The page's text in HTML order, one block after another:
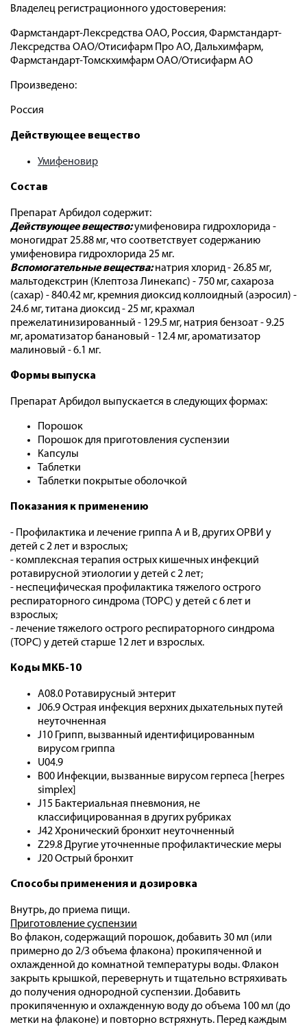
Владелец регистрационного удостоверения:
Фармстандарт-Лексредства ОАО, Россия, Фармстандарт-
Лексредства ОАО/Отисифарм Про АО, Дальхимфарм,
Фармстандарт-Томскхимфарм ОАО/Отисифарм АО
Произведено:
Россия
Действующее вещество
Умифеновир
Состав
Препарат Арбидол содержит:
Действующее вещество:умифеновира ­гидрохлорида ­
моногидрат 25.88 мг, что соответствует содержанию
умифеновира ­гидрохлорида 25 мг.
Вспомогательные вещества:натрия хлорид - 26.85 мг,
мальтодекстрин (Клептоза Линекапс) - 750 мг, сахароза
(сахар) - 840.42 мг, кремния диоксид коллоидный (аэросил) -
24.6 мг, титана диоксид - 25 мг, крахмал
прежелатинизированный - 129.5 мг, натрия бензоат - 9.25
мг, ароматизатор банановый - 12.4 мг, ароматизатор
малиновый - 6.1 мг.
Формы выпуска
Препарат Арбидол выпускается в следующих формах:
Порошок
Порошок для приготовления суспензии
Капсулы
Таблетки
Таблетки покрытые оболочкой
Показания к применению
- Профилактика и лечение гриппа А и В, других ОРВИ у
детей с 2 лет и взрослых;
- комплексная терапия острых кишечных инфекций
ротавирусной этиологии у детей с 2 лет;
- неспецифическая профилактика тяжелого острого
респираторного синдрома (ТОРС) у детей с 6 лет и
взрослых;
- лечение тяжелого острого респираторного синдрома
(ТОРС) у детей старше 12 лет и взрослых.
Коды МКБ-10
A08.0 Ротавирусный энтерит
J06.9 Острая инфекция верхних дыхательных путей
неуточненная
J10 Грипп, вызванный идентифицированным
вирусом гриппа
U04.9
B00 Инфекции, вызванные вирусом герпеса [herpes
simplex]
J15 Бактериальная пневмония, не
классифицированная в других рубриках
J42 Хронический бронхит неуточненный
Z29.8 Другие уточненные профилактические меры
J20 Острый бронхит
Способы применения и дозировка
Внутрь, до приема пищи.
Приготовление суспензии
Во флакон, содержащий порошок, добавить 30 мл (или
примерно до 2/3 объема флакона) прокипяченной и
охлажденной до комнатной температуры воды. Флакон
закрыть крышкой, перевернуть и тщательно встряхивать
до получения однородной суспензии. Добавить
прокипяченную и охлажденную воду до объема 100 мл (до
метки на флаконе) и повторно встряхнуть. Перед каждым